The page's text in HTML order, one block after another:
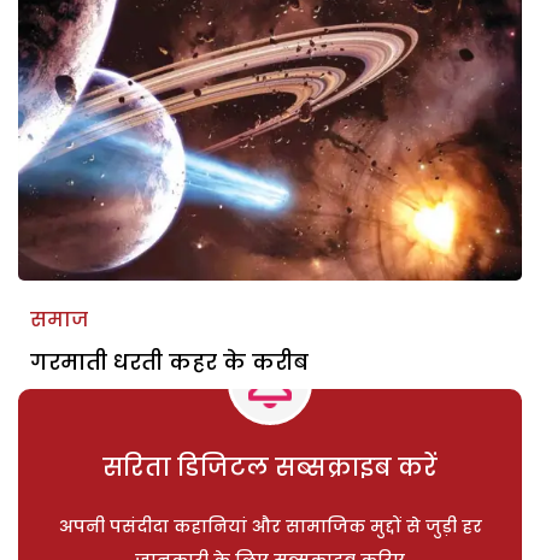
समाज
गरमाती धरती कहर के करीब
सरिता डिजिटल सब्सक्राइब करें
अपनी पसंदीदा कहानियां और सामाजिक मुद्दों से जुड़ी हर